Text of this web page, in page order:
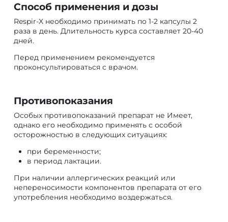
Способ применения и дозы
Respir-X необходимо принимать по 1-2 капсулы 2
раза в день. Длительность курса составляет 20-40
дней.
Перед применением рекомендуется
проконсультироваться с врачом.
Противопоказания
Особых противопоказаний препарат не Имеет,
однако его необходимо применять с особой
осторожностью в следующих ситуациях:
при беременности;
в период лактации.
При наличии аллергических реакций или
непереносимости компонентов препарата от его
употребления необходимо воздержаться.